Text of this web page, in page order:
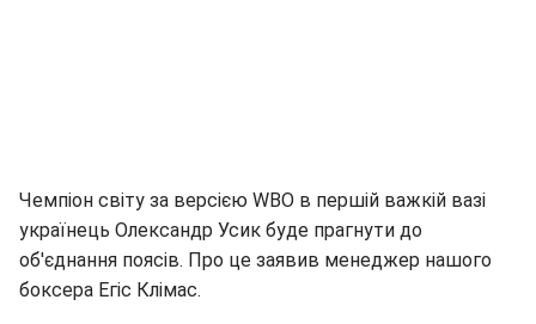
Чемпіон світу за версією WBO в першій важкій вазі
українець Олександр Усик буде прагнути до
об'єднання поясів. Про це заявив менеджер нашого
боксера Егіс Клімас.